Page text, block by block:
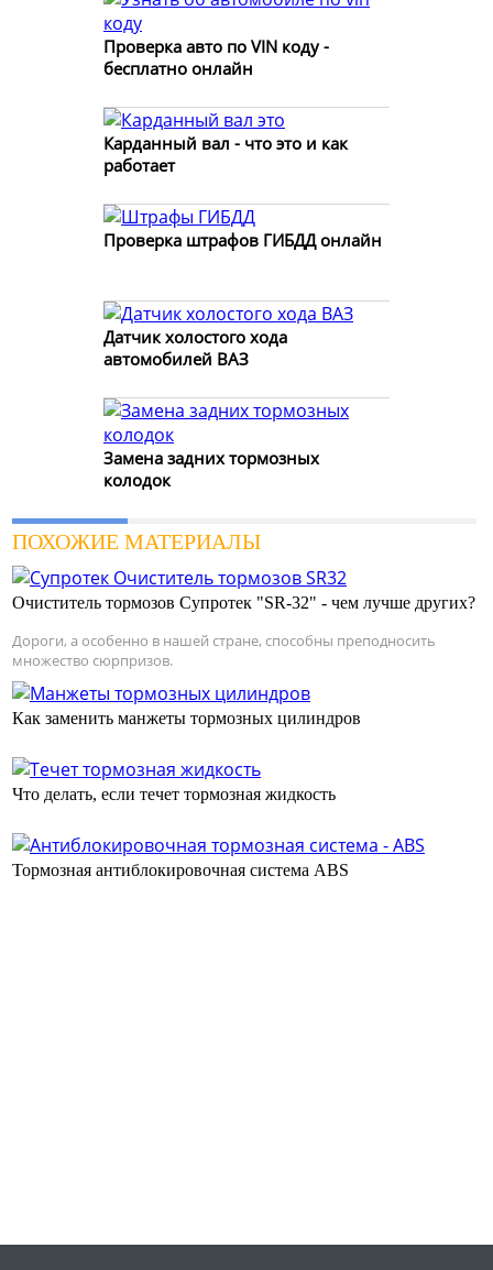
Проверка авто по VIN коду -
бесплатно онлайн
Карданный вал - что это и как
работает
Проверка штрафов ГИБДД онлайн
Датчик холостого хода
автомобилей ВАЗ
Замена задних тормозных
колодок
ПОХОЖИЕ МАТЕРИАЛЫ
Очиститель тормозов Супротек "SR-32" - чем лучше других?
Дороги, а особенно в нашей стране, способны преподносить
множество сюрпризов.
Как заменить манжеты тормозных цилиндров
Что делать, если течет тормозная жидкость
Тормозная антиблокировочная система ABS